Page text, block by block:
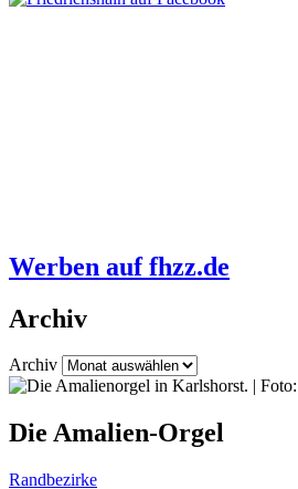
Werben auf fhzz.de
Archiv
Archiv
Die Amalien-Orgel
Randbezirke